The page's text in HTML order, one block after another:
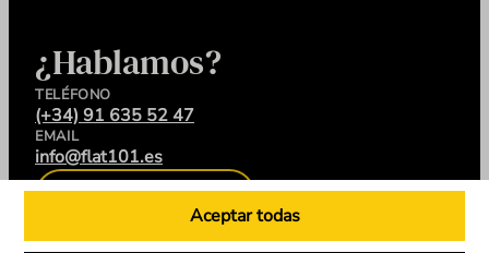
Aceptar todas
¿Hablamos?
TELÉFONO
(+34) 91 635 52 47
EMAIL
info@flat101.es
CONTACTA